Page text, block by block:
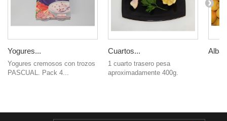
Yogures...
Yogures cremosos con trozos
PASCUAL. Pack 4...
Cuartos...
1 cuarto trasero pesa
aproximadamente 400g.